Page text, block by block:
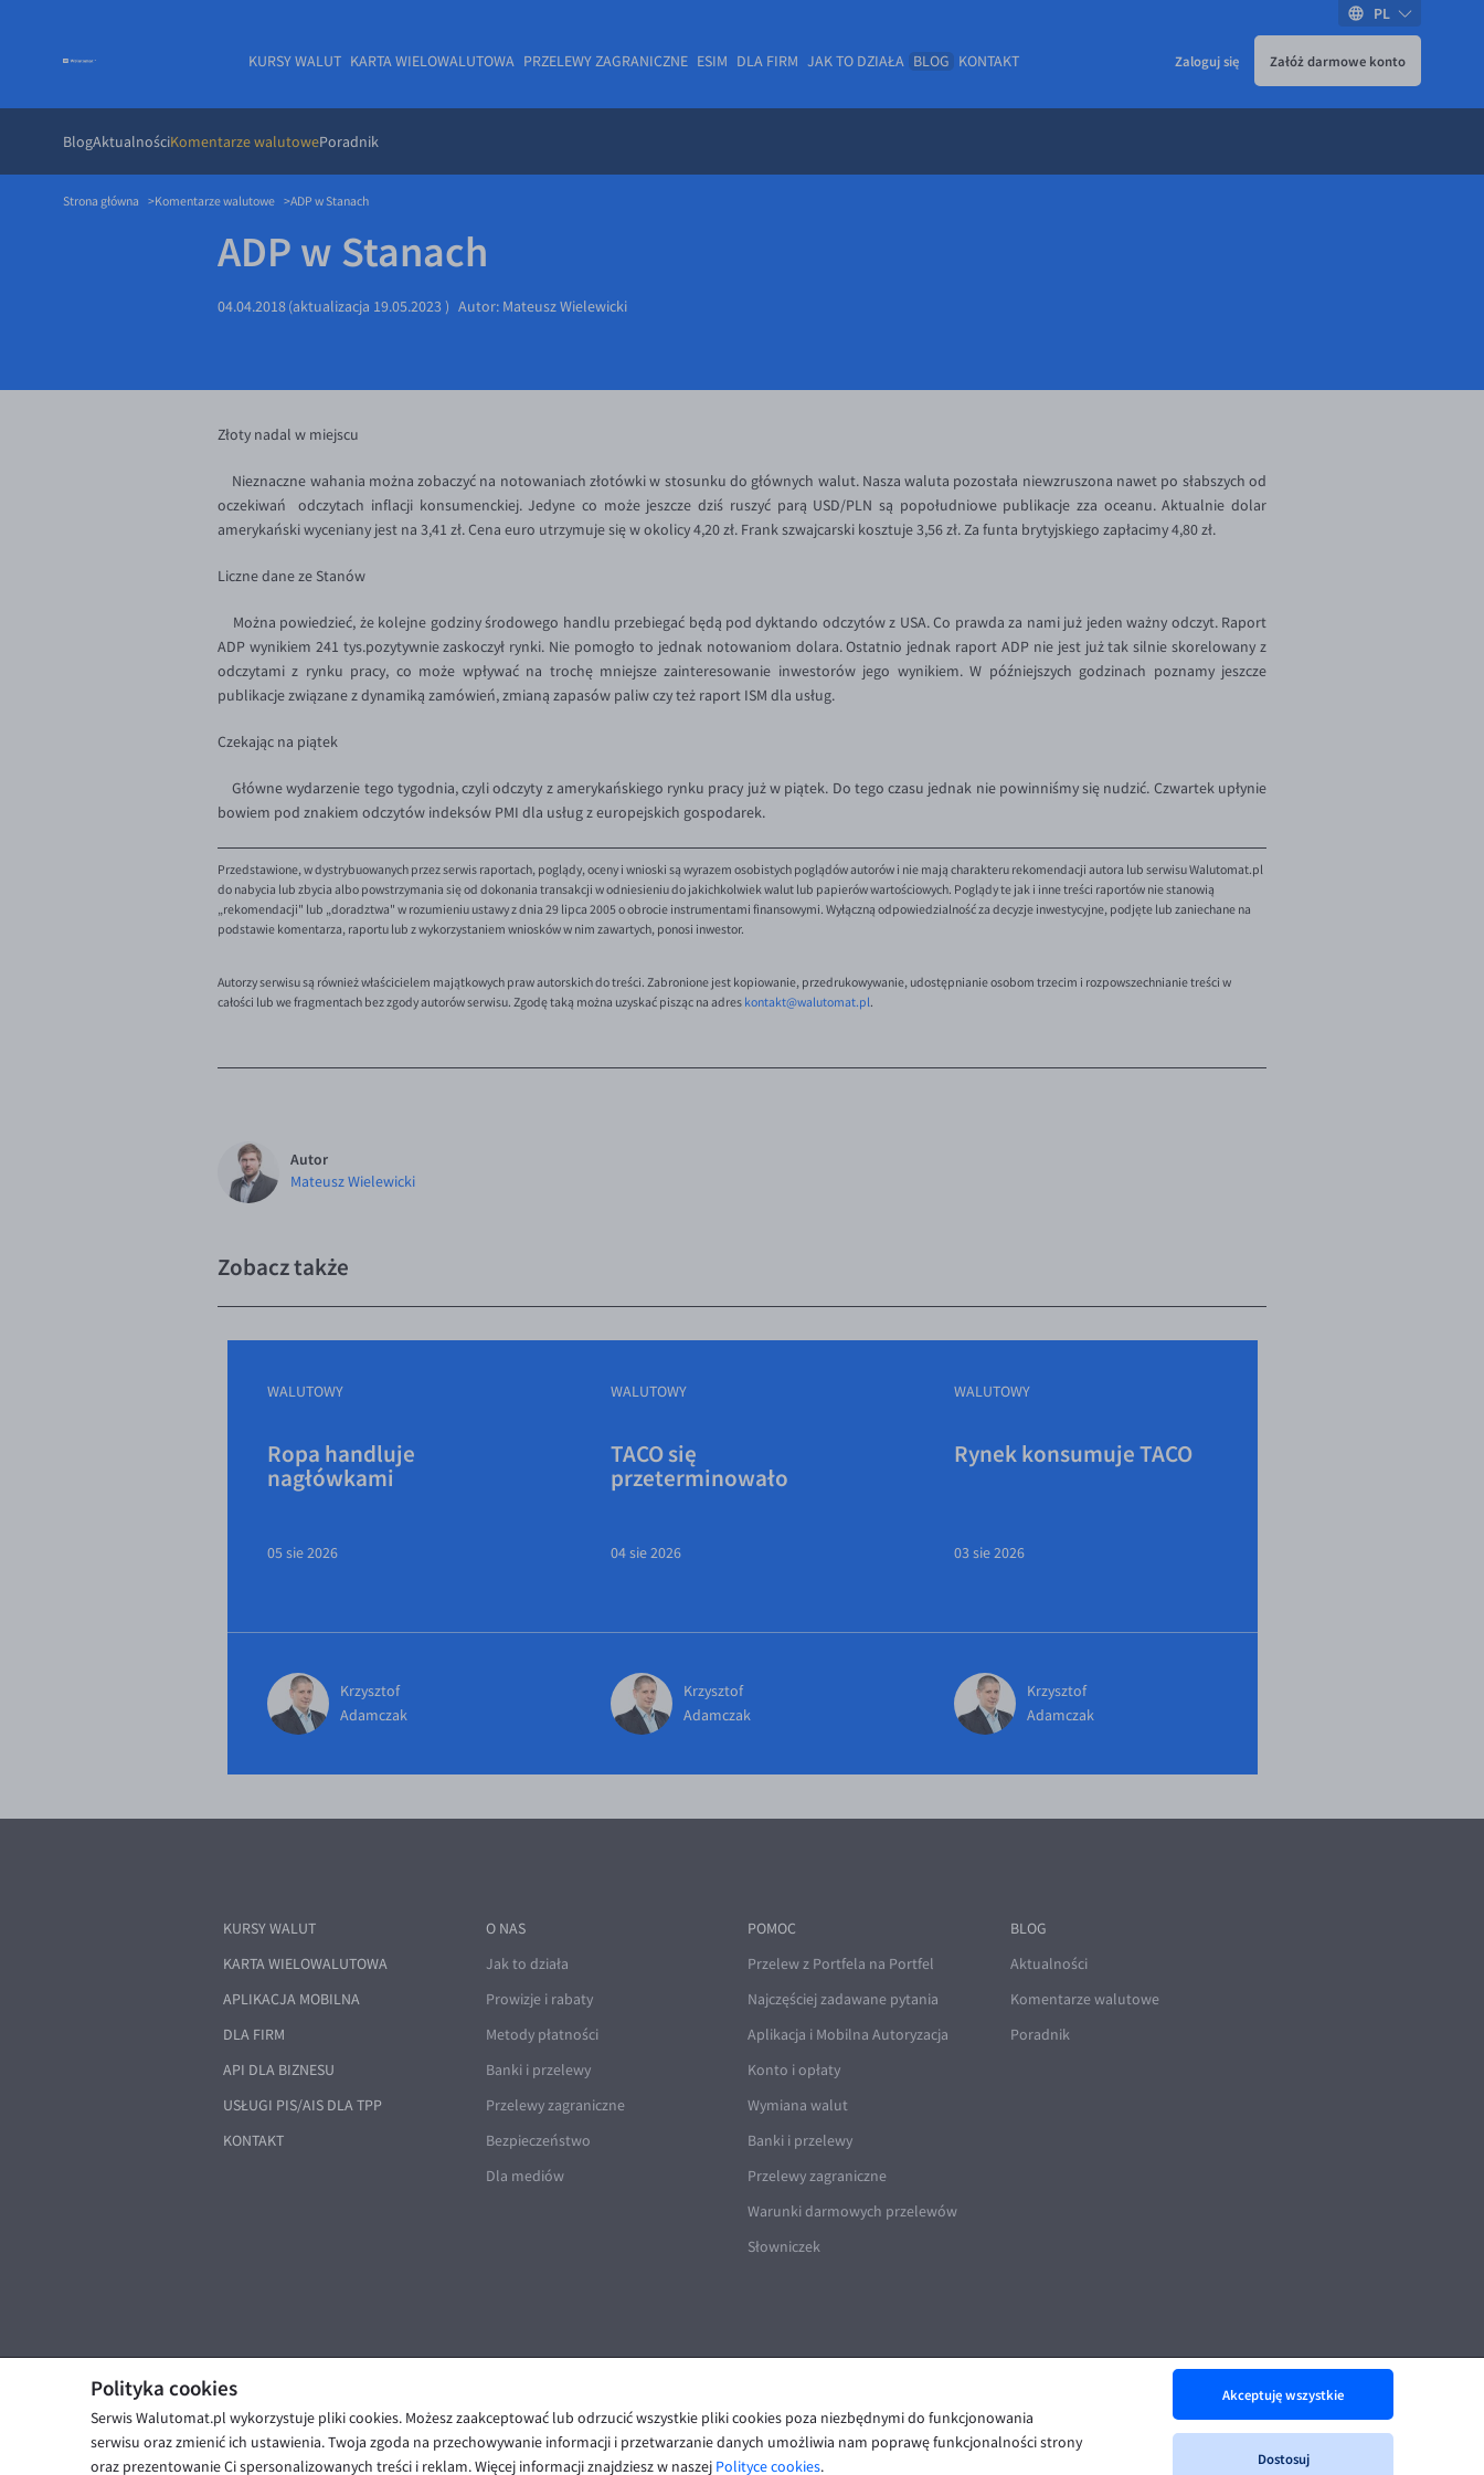
KURSY WALUT KARTA WIELOWALUTOWA PRZELEWY ZAGRANICZNE ESIM DLA FIRM JAK TO DZIAŁA BLOG
BlogAktualnościKomentarze walutowePoradnik
KONTAKT Zaloguj się Załóż darmowe konto
PL
Strona główna Komentarze walutowe ADP w Stanach
ADP w Stanach
04.04.2018(aktualizacja 19.05.2023 ) Autor: Mateusz Wielewicki
Złoty nadal w miejscu
Nieznaczne wahania można zobaczyć na notowaniach złotówki w stosunku do głównych walut. Nasza waluta pozostała niewzruszona nawet po słabszych od
oczekiwań odczytach inflacji konsumenckiej. Jedyne co może jeszcze dziś ruszyć parą USD/PLN są popołudniowe publikacje zza oceanu. Aktualnie dolar
amerykański wyceniany jest na 3,41 zł. Cena euro utrzymuje się w okolicy 4,20 zł. Frank szwajcarski kosztuje 3,56 zł. Za funta brytyjskiego zapłacimy 4,80 zł.
Liczne dane ze Stanów
Można powiedzieć, że kolejne godziny środowego handlu przebiegać będą pod dyktando odczytów z USA. Co prawda za nami już jeden ważny odczyt. Raport
ADP wynikiem 241 tys.pozytywnie zaskoczył rynki. Nie pomogło to jednak notowaniom dolara. Ostatnio jednak raport ADP nie jest już tak silnie skorelowany z
odczytami z rynku pracy, co może wpływać na trochę mniejsze zainteresowanie inwestorów jego wynikiem. W późniejszych godzinach poznamy jeszcze
publikacje związane z dynamiką zamówień, zmianą zapasów paliw czy też raport ISM dla usług.
Czekając na piątek
Główne wydarzenie tego tygodnia, czyli odczyty z amerykańskiego rynku pracy już w piątek. Do tego czasu jednak nie powinniśmy się nudzić. Czwartek upłynie
bowiem pod znakiem odczytów indeksów PMI dla usług z europejskich gospodarek.
Przedstawione, w dystrybuowanych przez serwis raportach, poglądy, oceny i wnioski są wyrazem osobistych poglądów autorów i nie mają charakteru rekomendacji autora lub serwisu Walutomat.pl
do nabycia lub zbycia albo powstrzymania się od dokonania transakcji w odniesieniu do jakichkolwiek walut lub papierów wartościowych. Poglądy te jak i inne treści raportów nie stanowią
„rekomendacji" lub „doradztwa" w rozumieniu ustawy z dnia 29 lipca 2005 o obrocie instrumentami finansowymi. Wyłączną odpowiedzialność za decyzje inwestycyjne, podjęte lub zaniechane na
podstawie komentarza, raportu lub z wykorzystaniem wniosków w nim zawartych, ponosi inwestor.
Autorzy serwisu są również właścicielem majątkowych praw autorskich do treści. Zabronione jest kopiowanie, przedrukowywanie, udostępnianie osobom trzecim i rozpowszechnianie treści w
całości lub we fragmentach bez zgody autorów serwisu. Zgodę taką można uzyskać pisząc na adres kontakt@walutomat.pl.
Autor
Mateusz Wielewicki
Zobacz także
WALUTOWY
Ropa handluje
nagłówkami
05 sie 2026
Krzysztof
Adamczak
WALUTOWY
TACO się
przeterminowało
04 sie 2026
Krzysztof
Adamczak
WALUTOWY
Rynek konsumuje TACO
03 sie 2026
Krzysztof
Adamczak
Polityka cookies
Serwis Walutomat.pl wykorzystuje pliki cookies. Możesz zaakceptować lub odrzucić wszystkie pliki cookies poza niezbędnymi do funkcjonowania
serwisu oraz zmienić ich ustawienia. Twoja zgoda na przechowywanie informacji i przetwarzanie danych umożliwia nam poprawę funkcjonalności strony
oraz prezentowanie Ci spersonalizowanych treści i reklam. Więcej informacji znajdziesz w naszej Polityce cookies.
Akceptuję wszystkie
Dostosuj
KURSY WALUT
KARTA WIELOWALUTOWA
APLIKACJA MOBILNA
DLA FIRM
API DLA BIZNESU
USŁUGI PIS/AIS DLA TPP
KONTAKT
O NAS
Jak to działa
Prowizje i rabaty
Metody płatności
Banki i przelewy
Przelewy zagraniczne
Bezpieczeństwo
Dla mediów
POMOC
Przelew z Portfela na Portfel
Najczęściej zadawane pytania
Aplikacja i Mobilna Autoryzacja
Konto i opłaty
Wymiana walut
Banki i przelewy
Przelewy zagraniczne
Warunki darmowych przelewów
Słowniczek
BLOG
Aktualności
Komentarze walutowe
Poradnik
© Walutomat 2026 | Regulaminy | Polityka prywatności i cookies | Deklaracja dostępności